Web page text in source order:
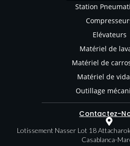
Station
Elévateurs
Matériel de
Matériel de
Matériel de
Outillage
Contactez-
Lotissement Nasser Lot 18
Casablanca-